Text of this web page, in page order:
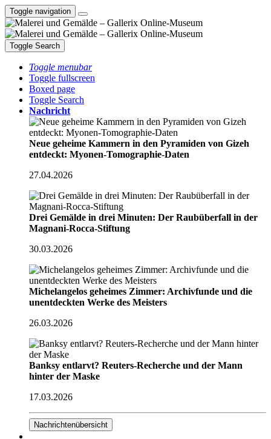
Toggle navigation
Toggle Search
Toggle menubar
Toggle fullscreen
Boxed page
Toggle Search
Nachricht
Neue geheime Kammern in den Pyramiden von Gizeh
entdeckt: Myonen-Tomographie-Daten
27.04.2026
Drei Gemälde in drei Minuten: Der Raubüberfall in der
Magnani-Rocca-Stiftung
30.03.2026
Michelangelos geheimes Zimmer: Archivfunde und die
unentdeckten Werke des Meisters
26.03.2026
Banksy entlarvt? Reuters-Recherche und der Mann
hinter der Maske
17.03.2026
Nachrichtenübersicht